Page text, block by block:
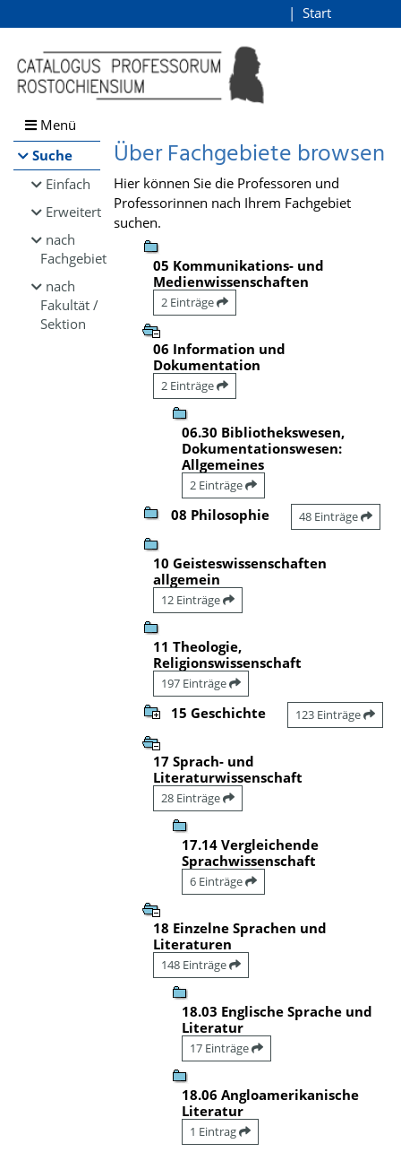
Browsen
direkt zum Inhalt
Start
Menü
Suche
Einfach
Erweitert
nach
Fachgebiet
nach
Fakultät /
Sektion
Über Fachgebiete browsen
Hier können Sie die Professoren und
Professorinnen nach Ihrem Fachgebiet
suchen.
05 Kommunikations- und
Medienwissenschaften
2 Einträge
06 Information und
Dokumentation
2 Einträge
06.30 Bibliothekswesen,
Dokumentationswesen:
Allgemeines
2 Einträge
08 Philosophie 48 Einträge
10 Geisteswissenschaften
allgemein
12 Einträge
11 Theologie,
Religionswissenschaft
197 Einträge
15 Geschichte 123 Einträge
17 Sprach- und
Literaturwissenschaft
28 Einträge
17.14 Vergleichende
Sprachwissenschaft
6 Einträge
18 Einzelne Sprachen und
Literaturen
148 Einträge
18.03 Englische Sprache und
Literatur
17 Einträge
18.06 Angloamerikanische
Literatur
1 Eintrag